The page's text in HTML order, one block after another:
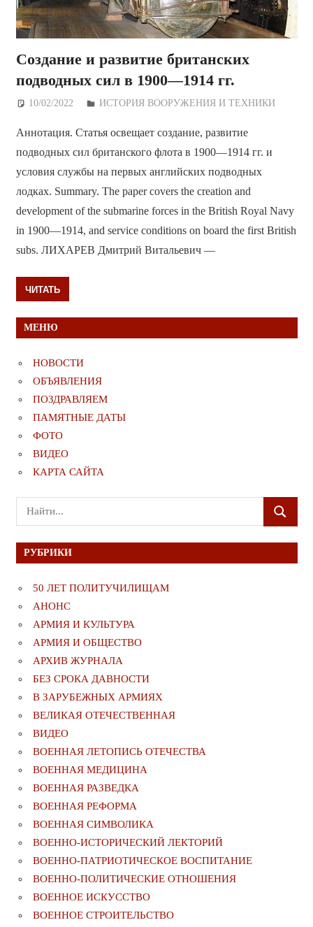
Создание и развитие британских
подводных сил в 1900—1914 гг.
10/02/2022 Дежурный по Редакции
ИСТОРИЯ ВООРУЖЕНИЯ И ТЕХНИКИ
Аннотация. Статья освещает создание, развитие
подводных сил британского флота в 1900—1914 гг. и
условия службы на первых английских подводных
лодках. Summary. The paper covers the creation and
development of the submarine forces in the British Royal Navy
in 1900—1914, and service conditions on board the first British
subs. ЛИХАРЕВ Дмитрий Витальевич —
ЧИТАТЬ
МЕНЮ
НОВОСТИ
ОБЪЯВЛЕНИЯ
ПОЗДРАВЛЯЕМ
ПАМЯТНЫЕ ДАТЫ
ФОТО
ВИДЕО
КАРТА САЙТА
Поиск
для:
ПОИСК
РУБРИКИ
50 ЛЕТ ПОЛИТУЧИЛИЩАМ
АНОНС
АРМИЯ И КУЛЬТУРА
АРМИЯ И ОБЩЕСТВО
АРХИВ ЖУРНАЛА
БЕЗ СРОКА ДАВНОСТИ
В ЗАРУБЕЖНЫХ АРМИЯХ
ВЕЛИКАЯ ОТЕЧЕСТВЕННАЯ
ВИДЕО
ВОЕННАЯ ЛЕТОПИСЬ ОТЕЧЕСТВА
ВОЕННАЯ МЕДИЦИНА
ВОЕННАЯ РАЗВЕДКА
ВОЕННАЯ РЕФОРМА
ВОЕННАЯ СИМВОЛИКА
ВОЕННО-ИСТОРИЧЕСКИЙ ЛЕКТОРИЙ
ВОЕННО-ПАТРИОТИЧЕСКОЕ ВОСПИТАНИЕ
ВОЕННО-ПОЛИТИЧЕСКИE ОТНОШЕНИЯ
ВОЕННОЕ ИСКУССТВО
ВОЕННОЕ СТРОИТЕЛЬСТВО